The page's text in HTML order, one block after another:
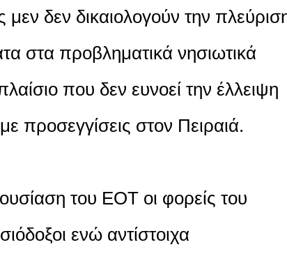
δεν δικαιολογούν την
στα προβληματικά νησιωτικά
που δεν ευνοεί την έλλειψη
προσεγγίσεις στον Πειραιά.
του ΕΟΤ οι φορείς του
ενώ αντίστοιχα